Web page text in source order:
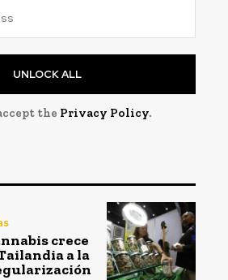
UNLOCK ALL
the Privacy Policy.
crece
a la